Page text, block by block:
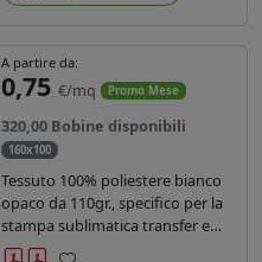
A partire da:
0,75 €/mq Promo Mese
320,00 Bobine disponibili
160x100
Tessuto 100% poliestere bianco
opaco da 110gr., specifico per la
stampa sublimatica transfer e
diretta. Ideale per la realizzazione